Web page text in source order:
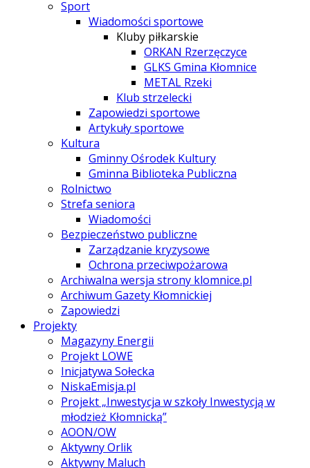
Sport
Wiadomości sportowe
Kluby piłkarskie
ORKAN Rzerzęczyce
GLKS Gmina Kłomnice
METAL Rzeki
Klub strzelecki
Zapowiedzi sportowe
Artykuły sportowe
Kultura
Gminny Ośrodek Kultury
Gminna Biblioteka Publiczna
Rolnictwo
Strefa seniora
Wiadomości
Bezpieczeństwo publiczne
Zarządzanie kryzysowe
Ochrona przeciwpożarowa
Archiwalna wersja strony klomnice.pl
Archiwum Gazety Kłomnickiej
Zapowiedzi
Projekty
Magazyny Energii
Projekt LOWE
Inicjatywa Sołecka
NiskaEmisja.pl
Projekt „Inwestycja w szkoły Inwestycją w
młodzież Kłomnicką”
AOON/OW
Aktywny Orlik
Aktywny Maluch